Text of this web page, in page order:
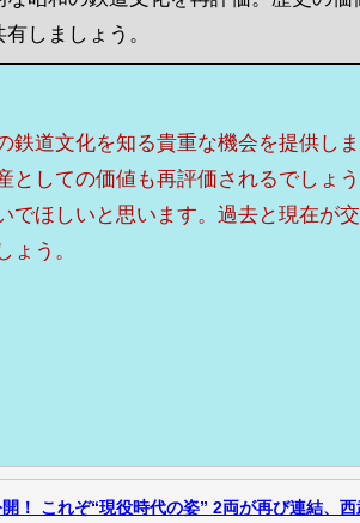
しましょう。
鉄道文化を知る貴重な機会を提供し
としての価値も再評価されるでしょ
でほしいと思います。過去と現在が
ょう。
！ これぞ“現役時代の姿” 2両が再び連結、西